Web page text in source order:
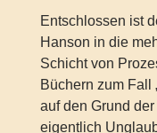
Entschlossen ist
Hanson in die
Schicht von
Büchern zum Fall
auf den Grund
eigentlich